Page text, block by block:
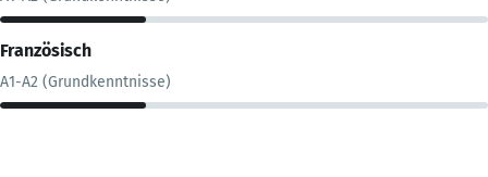
Französisch
A1-A2 (Grundkenntnisse)